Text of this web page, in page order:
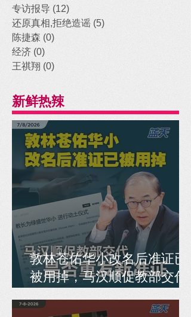
专访报导 (12)
还原真相,拒绝造谣 (5)
陈捷森 (0)
经济 (0)
王祺翔 (0)
新鲜热辣
敦林苍佑华小改名后准证已
被用掉，马汉顺促教部交代